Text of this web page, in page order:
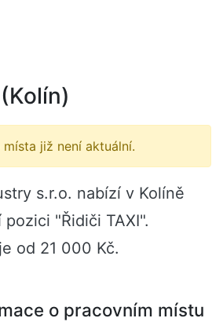
již není aktuální.
s.r.o. nabízí v Kolíně
"Řidiči TAXI".
od 21 000 Kč.
o pracovním místu